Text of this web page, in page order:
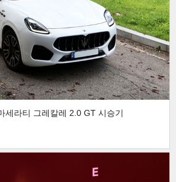
세라티 그레칼레 2.0 GT 시승기